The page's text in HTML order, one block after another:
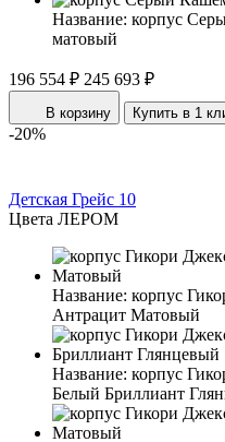
Название: корпус
матовый
196 554 ₽ 245 693 ₽
В корзину Купить в 1
-20%
Детская Грейс 10
Цвета ЛЕРОМ
Название: корпус
Антрацит Матовый
Название: корпус
Белый Бриллиант